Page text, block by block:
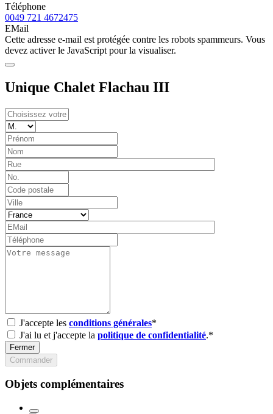
Téléphone
0049 721 4672475
EMail
Cette adresse e-mail est protégée contre les robots spammeurs. Vous
devez activer le JavaScript pour la visualiser.
Unique Chalet Flachau III
J'accepte les conditions générales*
J'ai lu et j'accepte la politique de confidentialité.*
Fermer
Commander
Objets complémentaires